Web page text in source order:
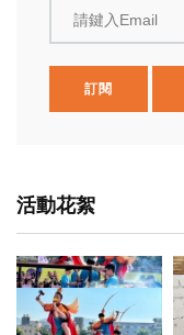
請鍵入Email
訂閱
活動花絮